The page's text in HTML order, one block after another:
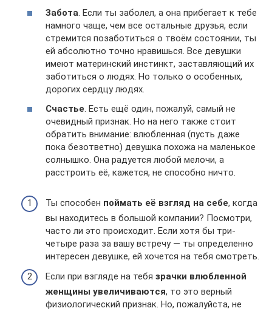
Забота. Если ты заболел, а она прибегает к тебе
намного чаще, чем все остальные друзья, если
стремится позаботиться о твоём состоянии, ты
ей абсолютно точно нравишься. Все девушки
имеют материнский инстинкт, заставляющий их
заботиться о людях. Но только о особенных,
дорогих сердцу людях.
Счастье . Есть ещё один, пожалуй, самый не
очевидный признак. Но на него также стоит
обратить внимание: влюбленная (пусть даже
пока безответно) девушка похожа на маленькое
солнышко. Она радуется любой мелочи, а
расстроить её, кажется, не способно ничто.
Ты способен поймать её взгляд на себе, когда
вы находитесь в большой компании? Посмотри,
часто ли это происходит. Если хотя бы три-
четыре раза за вашу встречу — ты определенно
интересен девушке, ей хочется на тебя смотреть.
Если при взгляде на тебя зрачки влюбленной
женщины увеличиваются, то это верный
физиологический признак. Но, пожалуйста, не